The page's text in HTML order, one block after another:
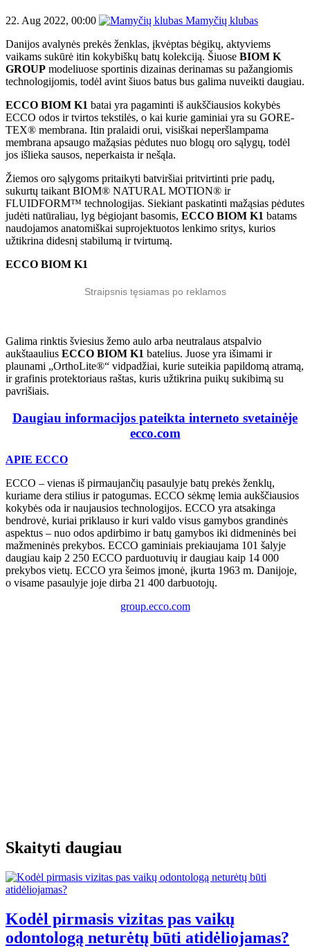
22. Aug 2022, 00:00
Mamyčių klubas
Danijos avalynės prekės ženklas, įkvėptas bėgikų, aktyviems
vaikams sukūrė itin kokybiškų batų kolekciją. Šiuose BIOM K
GROUP modeliuose sportinis dizainas derinamas su pažangiomis
technologijomis, todėl avint šiuos batus bus galima nuveikti daugiau.
ECCO BIOM K1 batai yra pagaminti iš aukščiausios kokybės
ECCO odos ir tvirtos tekstilės, o kai kurie gaminiai yra su GORE-
TEX® membrana. Itin pralaidi orui, visiškai neperšlampama
membrana apsaugo mažąsias pėdutes nuo blogų oro sąlygų, todėl
jos išlieka sausos, neperkaista ir nešąla.
Žiemos oro sąlygoms pritaikyti batviršiai pritvirtinti prie padų,
sukurtų taikant BIOM® NATURAL MOTION® ir
FLUIDFORM™ technologijas. Siekiant paskatinti mažąsias pėdutes
judėti natūraliau, lyg bėgiojant basomis, ECCO BIOM K1 batams
naudojamos anatomiškai suprojektuotos lenkimo sritys, kurios
užtikrina didesnį stabilumą ir tvirtumą.
ECCO BIOM K1
Straipsnis tęsiamas po reklamos
Galima rinktis šviesius žemo aulo arba neutralaus atspalvio
aukštaaulius ECCO BIOM K1 batelius. Juose yra išimami ir
plaunami „OrthoLite®“ vidpadžiai, kurie suteikia papildomą atramą,
ir grafinis protektoriaus raštas, kuris užtikrina puikų sukibimą su
pavrišiais.
Daugiau informacijos pateikta interneto svetainėje
ecco.com
APIE ECCO
ECCO – vienas iš pirmaujančių pasaulyje batų prekės ženklų,
kuriame dera stilius ir patogumas. ECCO sėkmę lemia aukščiausios
kokybės oda ir naujausios technologijos. ECCO yra atsakinga
bendrovė, kuriai priklauso ir kuri valdo visus gamybos grandinės
aspektus – nuo odos apdirbimo ir batų gamybos iki didmeninės bei
mažmeninės prekybos. ECCO gaminiais prekiaujama 101 šalyje
daugiau kaip 2 250 ECCO parduotuvių ir daugiau kaip 14 000
prekybos vietų. ECCO yra šeimos įmonė, įkurta 1963 m. Danijoje,
o visame pasaulyje joje dirba 21 400 darbuotojų.
group.ecco.com
Skaityti daugiau
Kodėl pirmasis vizitas pas vaikų
odontologą neturėtų būti atidėliojamas?